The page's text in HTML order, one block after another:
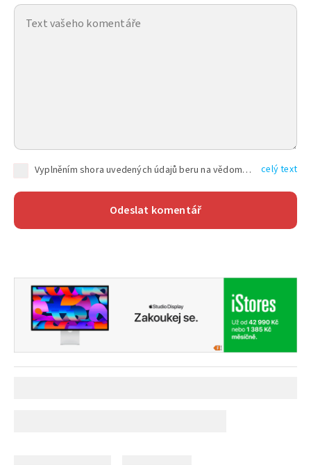
Vyplněním shora uvedených údajů beru na vědomí, že společnost TEXT FACTORY s.r.o., sídlem Brno, Durďákova 336/29, Černá Pole, PSČ: 613 00, IČ: 06157831, zapsané u Krajského soudu v Brně, oddíl C, vložka 100399, bude zpracovávat mé osobní údaje uvedené v rámci mnou vyplněného registračního formuláře na základě oprávněných zájmů TEXT FACTORY s.r.o. dle čl. 6 odst. 1 písm. f) GDPR a pro splnění právních povinností (čl. 6 odst. 1 písm. c) GDPR), a to pro tyto účely: nezbytnost zajistit oprávnění návštěvníka webových stránek provozovaných společností TEXT FACTORY s.r.o. přispívat aktivně ke zveřejněným článkům nebo v rámci diskusních fór a výkon práv TEXT FACTORY s.r.o. jako administrátora těchto diskusních fór. Více informací o zpracování osobních údajů a právech lze nalézt v celý text